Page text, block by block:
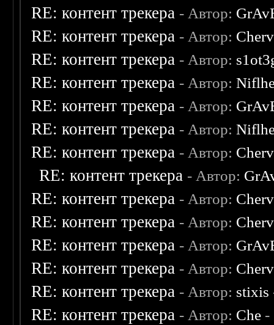
RE: контент трекера - Автор:
RE: контент трекера - Автор:
RE: контент трекера - Автор:
RE: контент трекера - Автор:
RE: контент трекера - Автор:
RE: контент трекера - Автор:
RE: контент трекера - Автор:
RE: контент трекера - Автор:
RE: контент трекера - Автор:
RE: контент трекера - Автор:
RE: контент трекера - Автор:
RE: контент трекера - Автор:
RE: контент трекера - Автор: stixis
RE: контент трекера - Автор: Che -